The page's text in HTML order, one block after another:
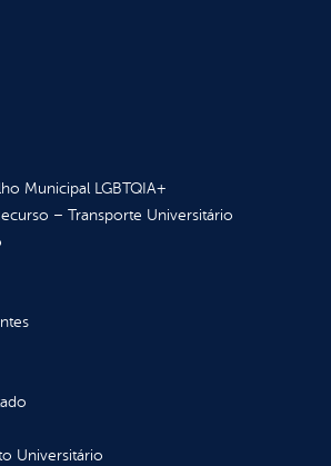
Municipal LGBTQIA+
– Transporte Universitário
Universitário